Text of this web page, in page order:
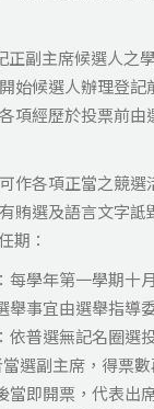
副主席候選人之
始候選人辦理登記
項經歷於投票前由
作各項正當之競選
賄選及語言文字詆
期：
學年第一學期十
舉事宜由選舉指導
依普選無記名圈選
選副主席，得票
當即開票，代表出